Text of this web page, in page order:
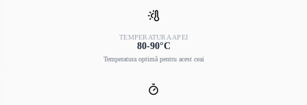
TEMPERATURA APEI
80-90°C
Temperatura optimă pentru acest ceai